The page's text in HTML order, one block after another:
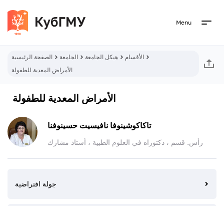
Menu
الصفحة الرئيسية الجامعة هيكل الجامعة
الأقسام
الأمراض المعدية للطفولة
الأمراض المعدية للطفولة
تاكاكوشينوفا نافيسيت حسينوفنا
رأس. قسم ، دكتوراه في العلوم الطبية ، أستاذ مشارك
جولة افتراضية